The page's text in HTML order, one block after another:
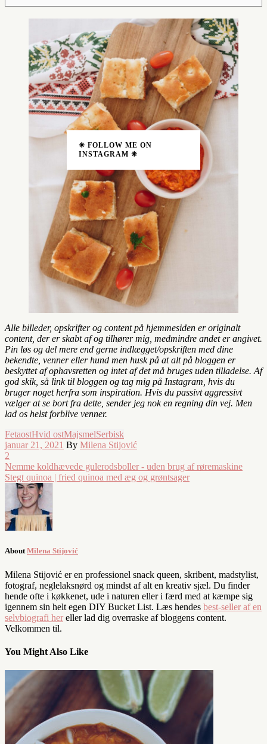
Alle billeder, opskrifter og content på hjemmesiden er originalt
content, der er skabt af og tilhører mig, medmindre andet er angivet.
Pin løs og del mere end gerne indlægget/opskriften med dine
bekendte, venner eller hund men husk på at alt på bloggen er
beskyttet af ophavsretten og intet af det må bruges uden tilladelse. Af
god skik, så link til bloggen og tag mig på Instagram, hvis du
bruger noget herfra som inspiration. Hvis du passivt aggressivt
vælger at se bort fra dette, sender jeg nok en regning din vej. Men
lad os helst forblive venner.
FetaostHvid ostMajsmelSerbisk
januar 21, 2021 By Milena Stijović
2
Nemme koldhævede gulerodsboller - uden brug af røremaskine
Stegt quinoa | fried quinoa med æg og grøntsager
About Milena Stijović
Milena Stijović er en professionel snack queen, skribent, madstylist,
fotograf, neglelaksnørd og mindst af alt en kreativ sjæl. Du finder
hende ofte i køkkenet, ude i naturen eller i færd med at kæmpe sig
igennem sin helt egen DIY Bucket List. Læs hendes best-seller af en
selvbiografi her eller lad dig overraske af bloggens content.
Velkommen til.
You Might Also Like
❈ FOLLOW ME ON
INSTAGRAM ❈